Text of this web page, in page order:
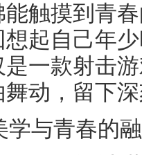
触摸到青
想起自己年
一款射击
动，留下
学与青春的